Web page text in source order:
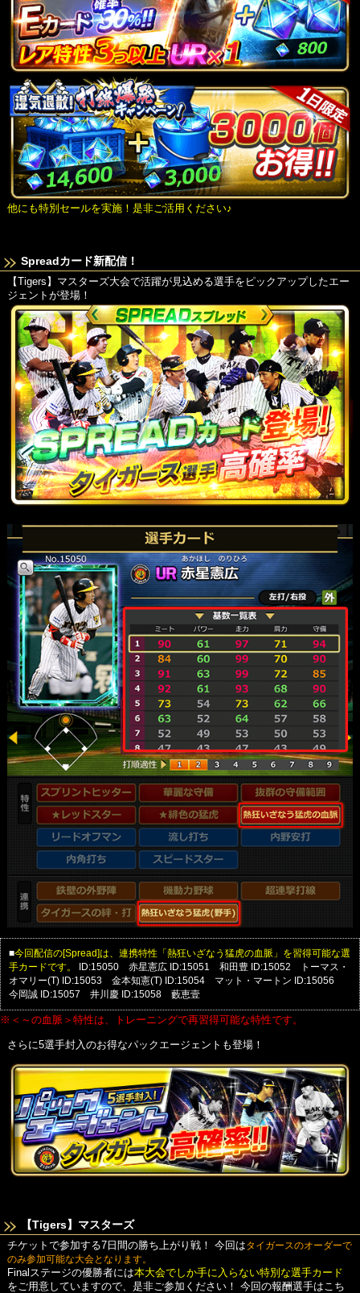
他にも特別セールを実施！是非ご活用ください♪
Spreadカード新配信！
【Tigers】マスターズ大会で活躍が見込める選手をピックアップしたエー
ジェントが登場！
■今回配信の[Spread]は、連携特性「熱狂いざなう猛虎の血脈」を習得可能な選
手カードです。
ID:15050 赤星憲広 ID:15051 和田豊 ID:15052 トーマス・
オマリー(T) ID:15053 金本知憲(T) ID:15054 マット・マートン ID:15056
今岡誠 ID:15057 井川慶 ID:15058 藪恵壹
※＜～の血脈＞特性は、トレーニングで再習得可能な特性です。
さらに5選手封入のお得なパックエージェントも登場！
【Tigers】マスターズ
チケットで参加する7日間の勝ち上がり戦！ 今回はタイガースのオーダーで
のみ参加可能な大会となります。
Finalステージの優勝者には本大会でしか手に入らない特別な選手カード
をご用意していますので、是非ご参加ください！
今回の報酬選手はこち